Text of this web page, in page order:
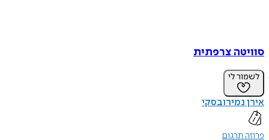
צרפתית
לי
תרגום